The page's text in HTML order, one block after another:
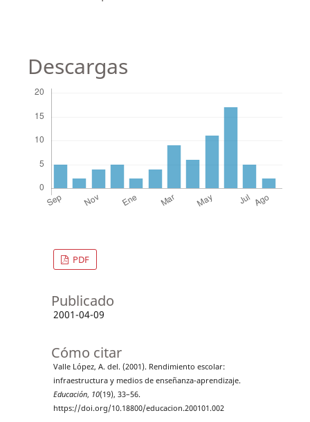
Descargas
PDF
Publicado
2001-04-09
Cómo citar
Valle López, A. del. (2001). Rendimiento escolar:
infraestructura y medios de enseñanza-aprendizaje.
Educación, 10(19), 33–56.
https://doi.org/10.18800/educacion.200101.002